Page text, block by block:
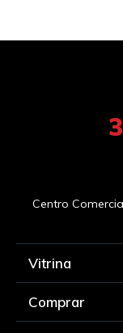
Centro
Vitrina
Comprar